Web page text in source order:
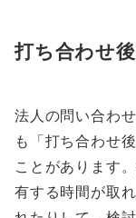
打ち合わせ
法人の問い合わ
も「打ち合わせ
ことがあります
有する時間が取